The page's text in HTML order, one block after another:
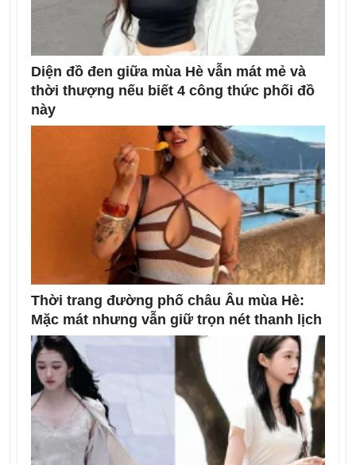
Diện đồ đen giữa mùa Hè vẫn mát mẻ và
thời thượng nếu biết 4 công thức phối đồ
này
Thời trang đường phố châu Âu mùa Hè:
Mặc mát nhưng vẫn giữ trọn nét thanh lịch